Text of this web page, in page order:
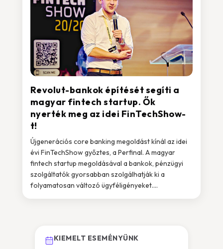
Revolut-bankok építését segíti a
magyar fintech startup. Ők
nyerték meg az idei FinTechShow-
t!
Újgenerációs core banking megoldást kínál az idei
évi FinTechShow győztes, a Perfinal. A magyar
fintech startup megoldásával a bankok, pénzügyi
szolgáltatók gyorsabban szolgálhatják ki a
folyamatosan változó ügyféligényeket....
KIEMELT ESEMÉNYÜNK